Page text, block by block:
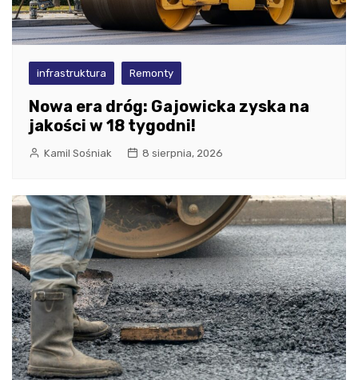
infrastruktura Remonty
Nowa era dróg: Gajowicka zyska na
jakości w 18 tygodni!
Kamil Sośniak 8 sierpnia, 2026